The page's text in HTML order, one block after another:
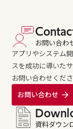
お問い合わ
アプリやシステム
スを成功に導いた
お問い合わせくださ
お問い合わせ
資料ダウン